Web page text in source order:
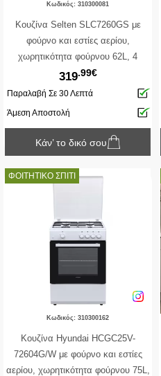
Κωδικός: 310300081
Κουζίνα Selten SLC7260GS με
φούρνο και εστίες αερίου,
χωρητικότητα φούρνου 62L, 4
εντάσεις φωτιάς και ενεργειακή
κλάση Α
319.99€
Παραλαβή Σε 30 Λεπτά
Άμεση Αποστολή
Κάν’ το δικό σου
ΦΟΙΤΗΤΙΚΟ ΣΠΙΤΙ
Κωδικός: 310300162
Κουζίνα Hyundai HCGC25V-
72604G/W με φούρνο και εστίες
αερίου, χωρητικότητα φούρνου 75L,